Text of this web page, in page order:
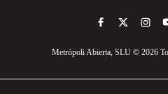
Metrópoli Abierta, SLU © 2026